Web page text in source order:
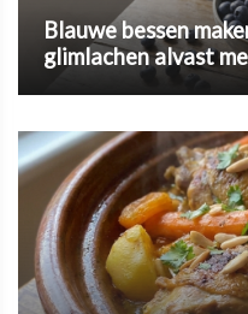
Blauwe bessen
glimlachen alvast